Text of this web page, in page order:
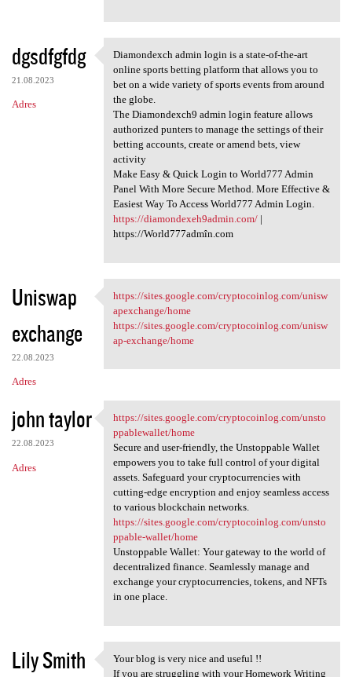
dgsdfgfdg
21.08.2023
Adres
Diamondexch admin login is a
Diamondexch admin login is a state-of-the-art
online sports betting platform that allows you to
bet on a wide variety of sports events from around
the globe.
The Diamondexch9 admin login feature allows
authorized punters to manage the settings of their
betting accounts, create or amend bets, view
activity
Make Easy & Quick Login to World777 Admin
Panel With More Secure Method. More Effective &
Easiest Way To Access World777 Admin Login.
https://diamondexeh9admin.com/|
https://World777admîn.com
Uniswap
exchange
22.08.2023
Adres
https://sites.google.com
https://sites.google.com/cryptocoinlog.com/unisw
apexchange/home
https://sites.google.com/cryptocoinlog.com/unisw
ap-exchange/home
john taylor
22.08.2023
Adres
https://sites.google.com
https://sites.google.com/cryptocoinlog.com/unsto
ppablewallet/home
Secure and user-friendly, the Unstoppable Wallet
empowers you to take full control of your digital
assets. Safeguard your cryptocurrencies with
cutting-edge encryption and enjoy seamless access
to various blockchain networks.
https://sites.google.com/cryptocoinlog.com/unsto
ppable-wallet/home
Unstoppable Wallet: Your gateway to the world of
decentralized finance. Seamlessly manage and
exchange your cryptocurrencies, tokens, and NFTs
in one place.
Lily Smith Your blog is very nice and
Your blog is very nice and useful !!
If you are struggling with your Homework Writing